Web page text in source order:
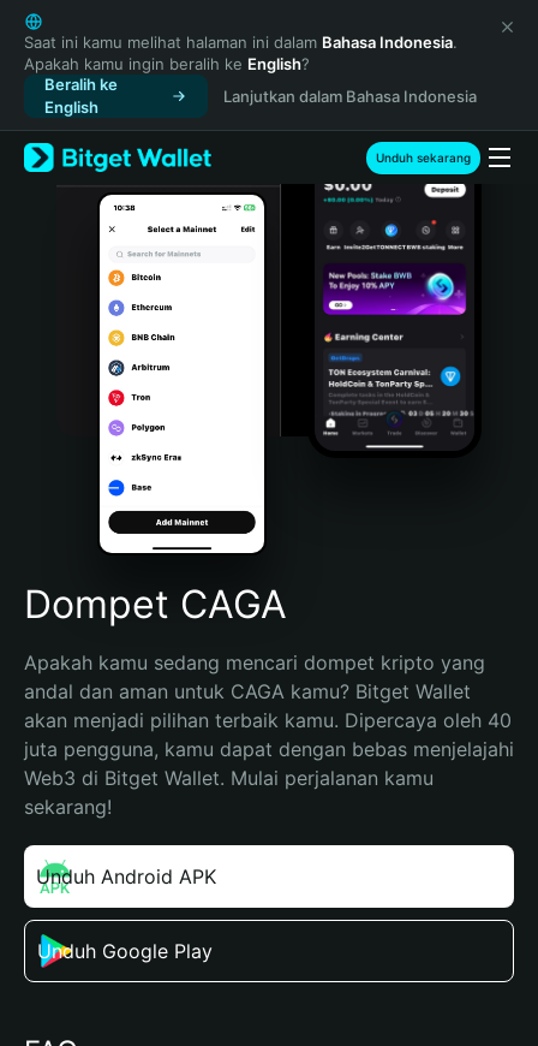
English
日本語
Tiếng Việt
Русский
Español (Latinoamérica)
Türkçe
Italiano
Português (Portugal)
Bahasa Indonesia
Português (Brasil)
Español (Argentina)
Saat ini kamu melihat halaman ini dalam Bahasa Indonesia.
Apakah kamu ingin beralih ke English?
Beralih ke
English
Lanjutkan dalam Bahasa Indonesia
Unduh sekarang
Dompet CAGA
Apakah kamu sedang mencari dompet kripto yang
andal dan aman untuk CAGA kamu? Bitget Wallet
akan menjadi pilihan terbaik kamu. Dipercaya oleh 40
juta pengguna, kamu dapat dengan bebas menjelajahi
Web3 di Bitget Wallet. Mulai perjalanan kamu
sekarang!
Unduh Android APK
Unduh Google Play